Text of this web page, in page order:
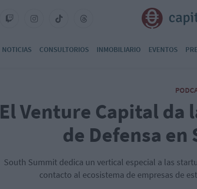
NOTICIAS CONSULTORIOS INMOBILIARIO EVENTOS
El Venture Capital da
de Defensa
South Summit dedica un vertical especial a las
contacto al ecosistema de empresas de